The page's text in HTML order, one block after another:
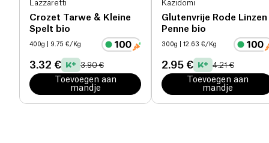
Lazzaretti
Crozet Tarwe & Kleine
Spelt bio
400g | 9.75 €/Kg
3.32 € 3.90 €
Toevoegen aan
mandje
Kazidomi
Glutenvrije Rode Linzen
Penne bio
300g | 12.63 €/Kg
2.95 € 4.21 €
Toevoegen aan
mandje